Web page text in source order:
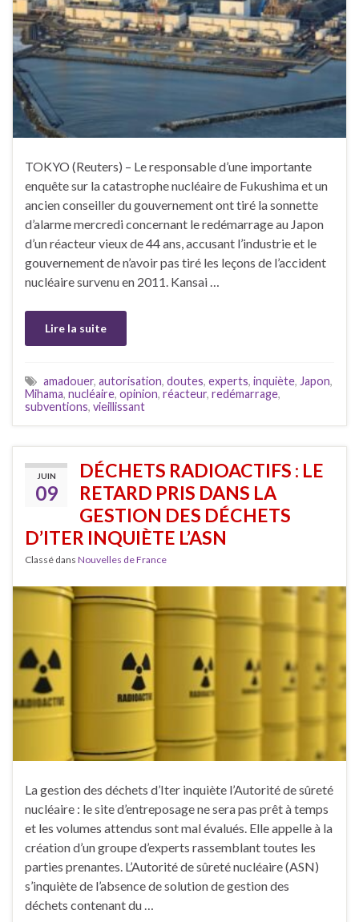
TOKYO (Reuters) – Le responsable d’une importante
enquête sur la catastrophe nucléaire de Fukushima et un
ancien conseiller du gouvernement ont tiré la sonnette
d’alarme mercredi concernant le redémarrage au Japon
d’un réacteur vieux de 44 ans, accusant l’industrie et le
gouvernement de n’avoir pas tiré les leçons de l’accident
nucléaire survenu en 2011. Kansai …
Lire la suite
amadouer, autorisation, doutes, experts, inquiète, Japon,
Mihama, nucléaire, opinion, réacteur, redémarrage,
subventions, vieillissant
JUIN
09
DÉCHETS RADIOACTIFS : LE
RETARD PRIS DANS LA
GESTION DES DÉCHETS
D’ITER INQUIÈTE L’ASN
Classé dans Nouvelles de France
La gestion des déchets d’Iter inquiète l’Autorité de sûreté
nucléaire : le site d’entreposage ne sera pas prêt à temps
et les volumes attendus sont mal évalués. Elle appelle à la
création d’un groupe d’experts rassemblant toutes les
parties prenantes. L’Autorité de sûreté nucléaire (ASN)
s’inquiète de l’absence de solution de gestion des
déchets contenant du …